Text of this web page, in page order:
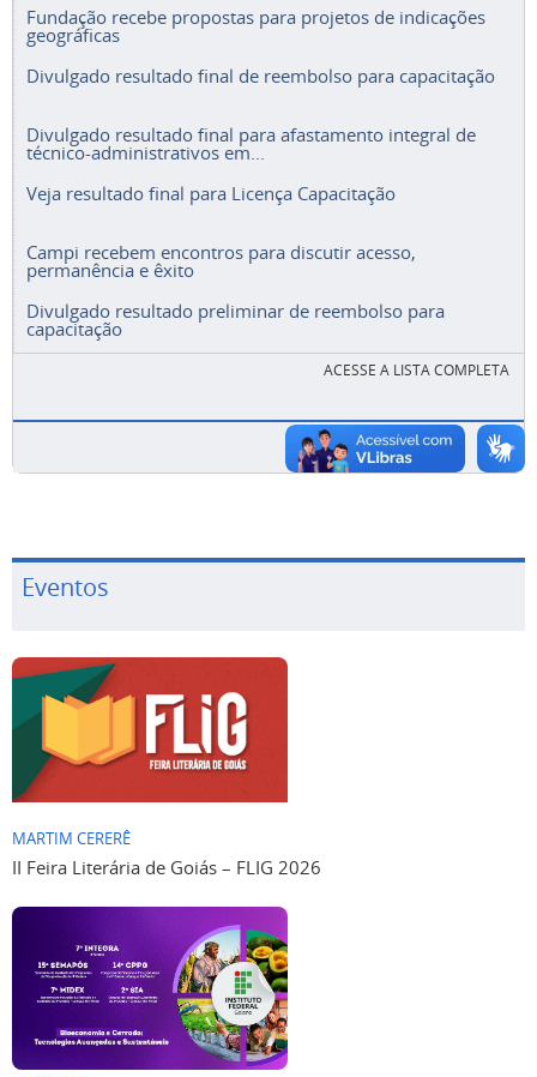
Fundação recebe propostas para projetos de indicações
geográficas
Divulgado resultado final de reembolso para capacitação
Divulgado resultado final para afastamento integral de
técnico-administrativos em...
Veja resultado final para Licença Capacitação
Campi recebem encontros para discutir acesso,
permanência e êxito
Divulgado resultado preliminar de reembolso para
capacitação
ACESSE A LISTA COMPLETA
Eventos
MARTIM CERERÊ
II Feira Literária de Goiás – FLIG 2026